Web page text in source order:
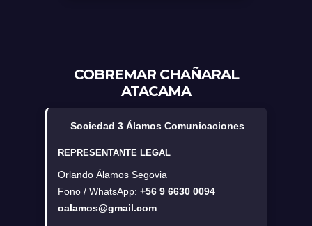
COBREMAR CHAÑARAL
ATACAMA
Sociedad 3 Álamos Comunicaciones
REPRESENTANTE LEGAL
Orlando Álamos Segovia
Fono / WhatsApp: +56 9 6630 0094
oalamos@gmail.com